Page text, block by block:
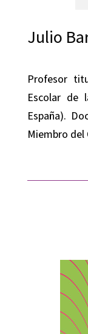
Julio
Profesor
Escolar de
España).
Miembro del